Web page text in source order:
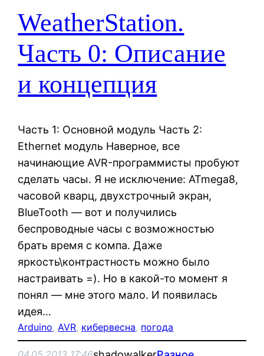
WeatherStation.
Часть 0: Описание
и концепция
Часть 1: Основной модуль Часть 2:
Ethernet модуль Наверное, все
начинающие AVR-программисты пробуют
сделать часы. Я не исключение: ATmega8,
часовой кварц, двухстрочный экран,
BlueTooth — вот и получились
беспроводные часы с возможностью
брать время с компа. Даже
яркость\контрастность можно было
настраивать =). Но в какой-то момент я
понял — мне этого мало. И появилась
идея…
Arduino, AVR, кибервесна, погода